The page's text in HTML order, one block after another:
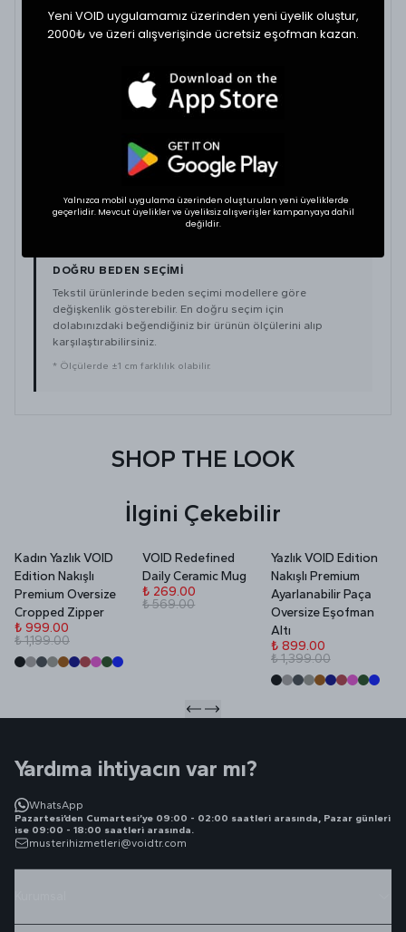
BEDEN GÖĞÜS (CM) BOY (CM)
71
75
XLarge 80 68
DOĞRU BEDEN SEÇIMI
Tekstil ürünlerinde beden seçimi modellere göre
değişkenlik gösterebilir. En doğru seçim için
dolabınızdaki beğendiğiniz bir ürünün ölçülerini alıp
karşılaştırabilirsiniz.
* Ölçülerde ±1 cm farklılık olabilir.
SHOP THE LOOK
İlgini Çekebilir
Kadın Yazlık VOID
Edition Nakışlı
Premium Oversize
Cropped Zipper
₺ 999.00
₺ 1,199.00
VOID Redefined
Daily Ceramic Mug
₺ 269.00
₺ 569.00
Yazlık VOID Edition
Nakışlı Premium
Ayarlanabilir Paça
Oversize Eşofman
Altı
₺ 899.00
₺ 1,399.00
Yardıma ihtiyacın var mı?
WhatsApp
Pazartesi’den Cumartesi’ye 09:00 - 02:00 saatleri arasında, Pazar günleri
ise 09:00 - 18:00 saatleri arasında.
musterihizmetleri@voidtr.com
Yeni VOID uygulamamız üzerinden yeni üyelik oluştur,
2000₺ ve üzeri alışverişinde ücretsiz eşofman kazan.
Yalnızca mobil uygulama üzerinden oluşturulan yeni üyeliklerde
geçerlidir. Mevcut üyelikler ve üyeliksiz alışverişler kampanyaya dahil
değildir.